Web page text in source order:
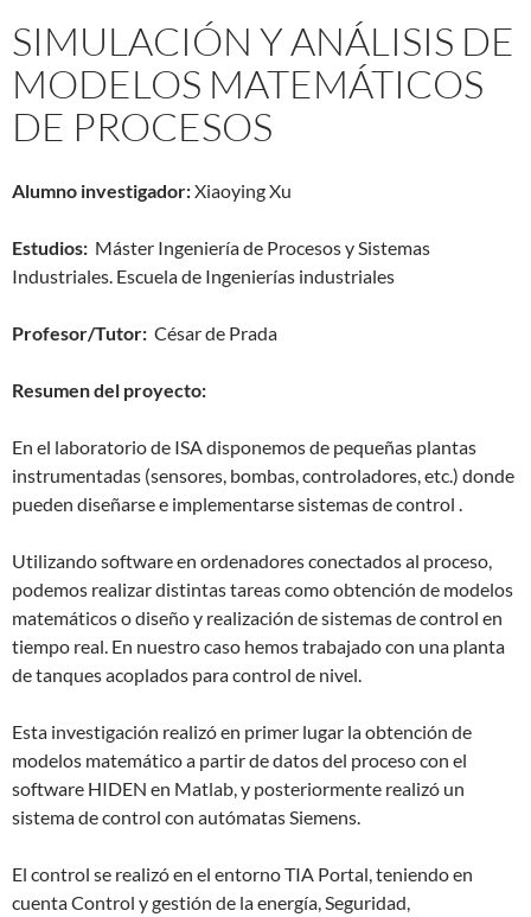
SIMULACIÓN Y ANÁLISIS DE
MODELOS MATEMÁTICOS
DE PROCESOS
Alumno investigador:Xiaoying Xu
Estudios: Máster Ingeniería de Procesos y Sistemas
Industriales. Escuela de Ingenierías industriales
Profesor/Tutor: César de Prada
Resumen del proyecto:
En el laboratorio de ISA disponemos de pequeñas plantas
instrumentadas (sensores, bombas, controladores, etc.) donde
pueden diseñarse e implementarse sistemas de control .
Utilizando software en ordenadores conectados al proceso,
podemos realizar distintas tareas como obtención de modelos
matemáticos o diseño y realización de sistemas de control en
tiempo real. En nuestro caso hemos trabajado con una planta
de tanques acoplados para control de nivel.
Esta investigación realizó en primer lugar la obtención de
modelos matemático a partir de datos del proceso con el
software HIDEN en Matlab, y posteriormente realizó un
sistema de control con autómatas Siemens.
El control se realizó en el entorno TIA Portal, teniendo en
cuenta Control y gestión de la energía, Seguridad,